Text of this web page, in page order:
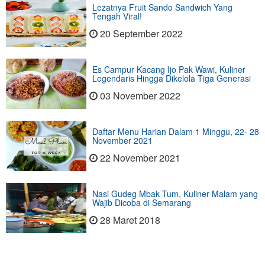
Lezatnya Fruit Sando Sandwich Yang
Tengah Viral!
20 September 2022
Es Campur Kacang Ijo Pak Wawi, Kuliner
Legendaris Hingga Dikelola Tiga Generasi
03 November 2022
Daftar Menu Harian Dalam 1 Minggu, 22- 28
November 2021
22 November 2021
Nasi Gudeg Mbak Tum, Kuliner Malam yang
Wajib Dicoba di Semarang
28 Maret 2018